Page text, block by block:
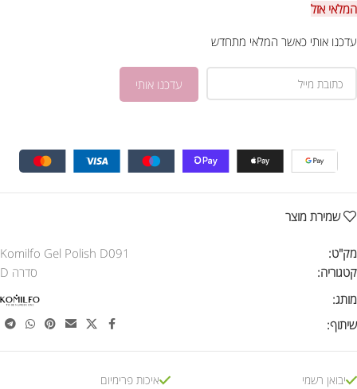
המלאי אזל
עדכנו אותי כאשר המלאי מתחדש
שמירת מוצר
מק"ט:
Komilfo Gel Polish D091
קטגוריה:
סדרה D
מותג:
שיתוף:
יבואן רשמי
איכות פרימיום